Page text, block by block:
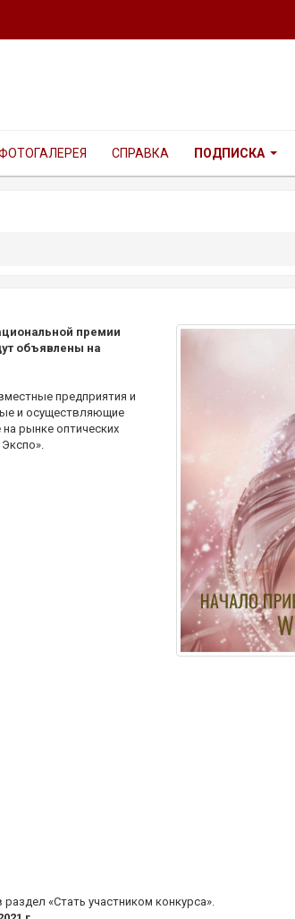
СПРАВКА ПОДПИСКА
премии
объявлены на
предприятия и
и осуществляющие
рынке оптических
раздел «Стать участником конкурса».